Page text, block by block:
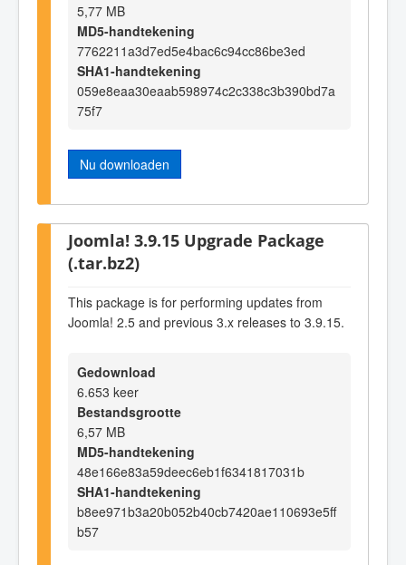
5,77 MB
MD5-handtekening
7762211a3d7ed5e4bac6c94cc86be3ed
SHA1-handtekening
059e8eaa30eaab598974c2c338c3b390bd7a
75f7
Nu downloaden
Joomla! 3.9.15 Upgrade Package
(.tar.bz2)
This package is for performing updates from
Joomla! 2.5 and previous 3.x releases to 3.9.15.
Gedownload
6.653 keer
Bestandsgrootte
6,57 MB
MD5-handtekening
48e166e83a59deec6eb1f6341817031b
SHA1-handtekening
b8ee971b3a20b052b40cb7420ae110693e5ff
b57